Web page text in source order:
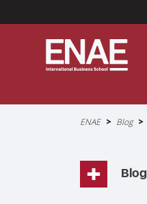
Sobrescribir
la
navegación
ENAE Blog
Blog